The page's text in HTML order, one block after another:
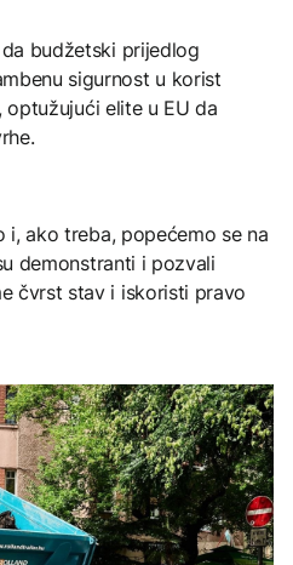
budžetski prijedlog
sigurnost u korist
optužujući elite u EU da
i, ako treba, popećemo se na
demonstranti i pozvali
čvrst stav i iskoristi pravo